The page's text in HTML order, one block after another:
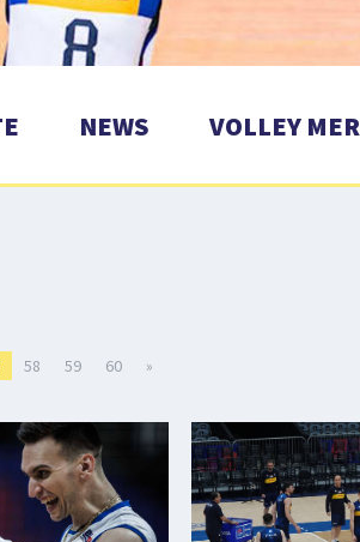
NEWS VOLLEY
58 59 60 »